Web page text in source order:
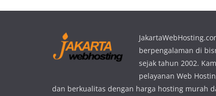
berpengalaman di
sejak tahun 2002.
pelayanan Web
dan berkualitas dengan harga hosting murah